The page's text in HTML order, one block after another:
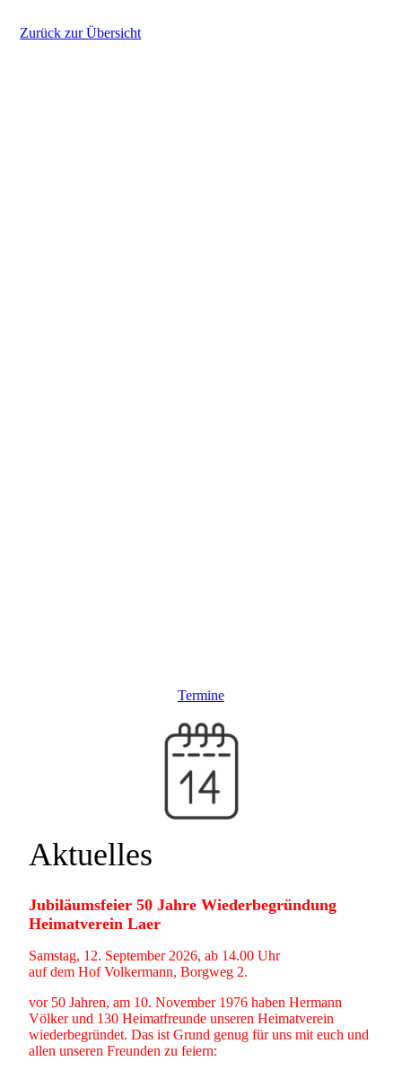
Zurück zur Übersicht
Termine
Aktuelles
Jubiläumsfeier 50 Jahre Wiederbegründung
Heimatverein Laer
Samstag, 12. September 2026, ab 14.00 Uhr
auf dem Hof Volkermann, Borgweg 2.
vor 50 Jahren, am 10. November 1976 haben Hermann
Völker und 130 Heimatfreunde unseren Heimatverein
wiederbegründet. Das ist Grund genug für uns mit euch und
allen unseren Freunden zu feiern: